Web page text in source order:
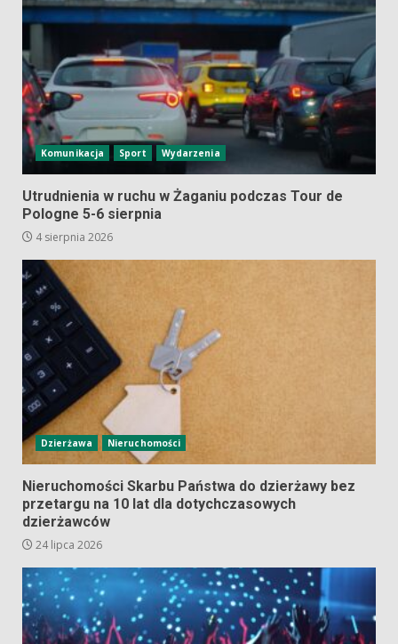
Komunikacja Sport Wydarzenia
Utrudnienia w ruchu w Żaganiu podczas Tour de
Pologne 5-6 sierpnia
4 sierpnia 2026
Dzierżawa Nieruchomości
Nieruchomości Skarbu Państwa do dzierżawy bez
przetargu na 10 lat dla dotychczasowych
dzierżawców
24 lipca 2026